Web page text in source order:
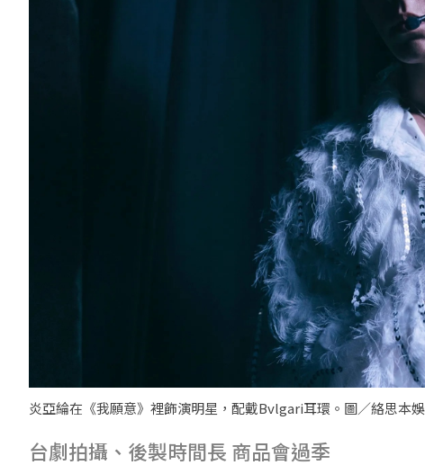
炎亞綸在《我願意》裡飾演明星，配戴Bvlgari耳環。圖／絡思本
台劇拍攝、後製時間長 商品會過季